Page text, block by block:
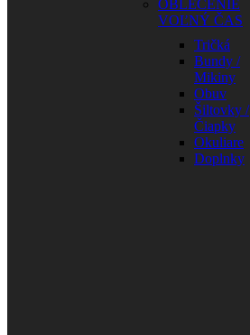
OBLEČENIE
VOĽNÝ ČAS
Tričká
Bundy /
Mikiny
Obuv
Šiltovky /
Čiapky
Okuliare
Doplnky